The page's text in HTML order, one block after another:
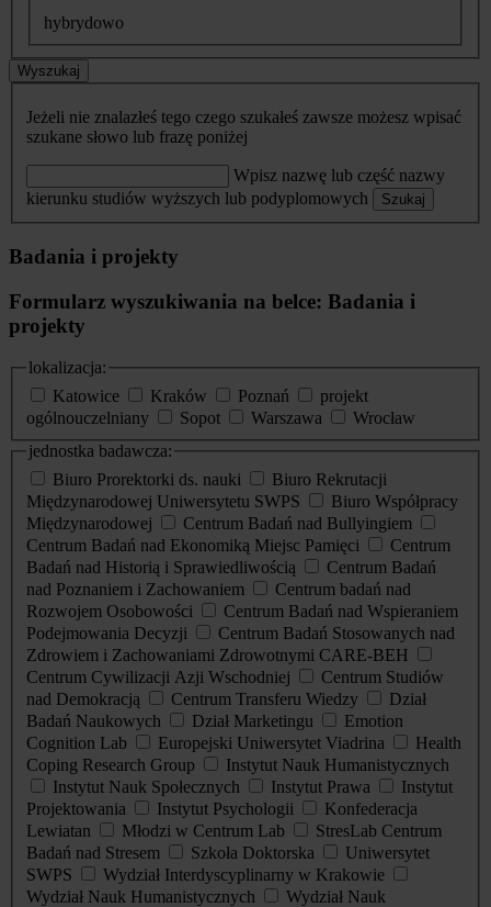
hybrydowo
Wyszukaj
Jeżeli nie znalazłeś tego czego szukałeś zawsze możesz wpisać
szukane słowo lub frazę poniżej
Wpisz nazwę lub część nazwy
kierunku studiów wyższych lub podyplomowych
Szukaj
Badania i projekty
Formularz wyszukiwania na belce: Badania i
projekty
lokalizacja:
Katowice
Kraków Poznań
projekt
ogólnouczelniany
Sopot Warszawa
Wrocław
jednostka badawcza:
Biuro Prorektorki ds. nauki
Biuro Rekrutacji
Międzynarodowej Uniwersytetu SWPS
Biuro Współpracy
Międzynarodowej
Centrum Badań nad Bullyingiem
Centrum Badań nad Ekonomiką Miejsc Pamięci
Centrum
Badań nad Historią i Sprawiedliwością
Centrum Badań
nad Poznaniem i Zachowaniem
Centrum badań nad
Rozwojem Osobowości
Centrum Badań nad Wspieraniem
Podejmowania Decyzji
Centrum Badań Stosowanych nad
Zdrowiem i Zachowaniami Zdrowotnymi CARE-BEH
Centrum Cywilizacji Azji Wschodniej
Centrum Studiów
nad Demokracją
Centrum Transferu Wiedzy
Dział
Badań Naukowych
Dział Marketingu
Emotion
Cognition Lab
Europejski Uniwersytet Viadrina
Health
Coping Research Group
Instytut Nauk Humanistycznych
Instytut Nauk Społecznych
Instytut Prawa
Instytut
Projektowania
Instytut Psychologii
Konfederacja
Lewiatan
Młodzi w Centrum Lab
StresLab Centrum
Badań nad Stresem
Szkoła Doktorska
Uniwersytet
SWPS
Wydział Interdyscyplinarny w Krakowie
Wydział Nauk Humanistycznych
Wydział Nauk